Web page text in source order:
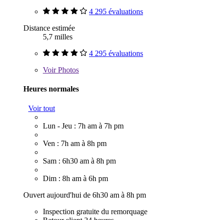
4 295 évaluations
Distance estimée
5,7 milles
4 295 évaluations
VoirPhotos
Heures normales
Voir tout
Lun - Jeu : 7h am à 7h pm
Ven : 7h am à 8h pm
Sam : 6h30 am à 8h pm
Dim : 8h am à 6h pm
Ouvert aujourd'hui de 6h30 am à 8h pm
Inspection gratuite du remorquage